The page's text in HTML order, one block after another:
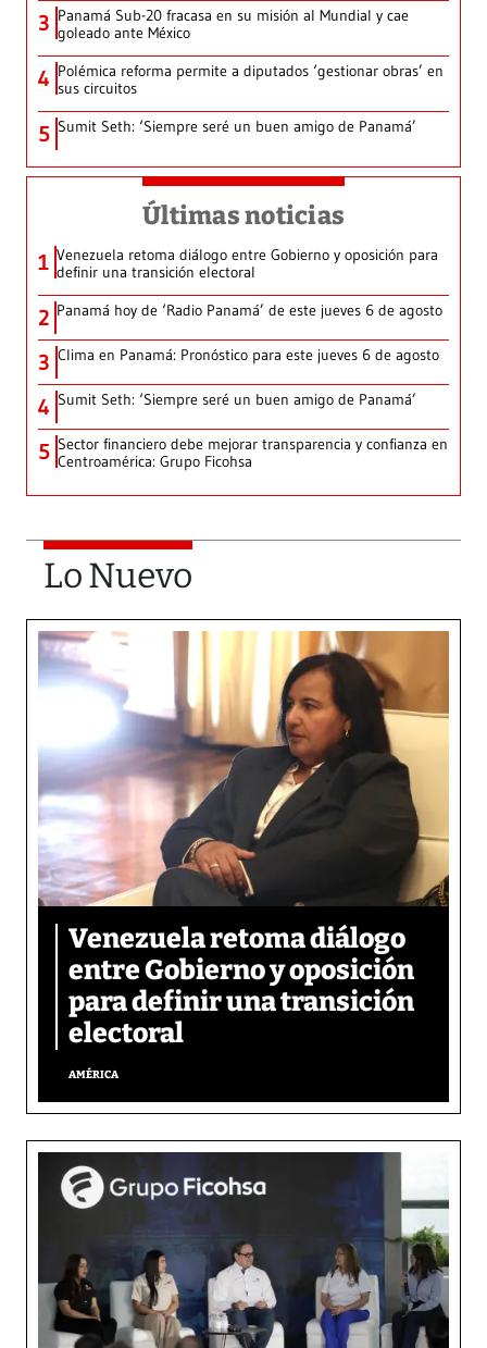
3 Panamá Sub-20 fracasa en su misión al Mundial y cae
goleado ante México
4 Polémica reforma permite a diputados ‘gestionar obras’ en
sus circuitos
5 Sumit Seth: ‘Siempre seré un buen amigo de Panamá’
Últimas noticias
1 Venezuela retoma diálogo entre Gobierno y oposición para
definir una transición electoral
2 Panamá hoy de ‘Radio Panamá’ de este jueves 6 de agosto
3 Clima en Panamá: Pronóstico para este jueves 6 de agosto
4 Sumit Seth: ‘Siempre seré un buen amigo de Panamá’
5 Sector financiero debe mejorar transparencia y confianza en
Centroamérica: Grupo Ficohsa
Lo Nuevo
Venezuela retoma diálogo
entre Gobierno y oposición
para definir una transición
electoral
AMÉRICA